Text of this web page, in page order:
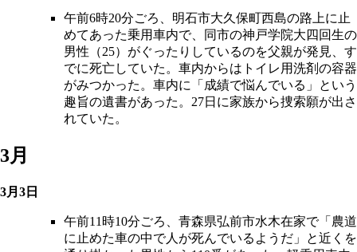
午前6時20分ごろ、明石市大久保町西島の路上に止
めてあった乗用車内で、同市の神戸学院大四回生の
男性（25）がぐったりしているのを父親が発見、す
でに死亡していた。車内からはトイレ用洗剤の容器
がみつかった。車内に「成績で悩んでいる」という
趣旨の遺書があった。27日に家族から捜索願が出さ
れていた。
3月
3月3日
午前11時10分ごろ、青森県弘前市水木在家で「農道
に止めた車の中で人が死んでいるようだ」と近くを